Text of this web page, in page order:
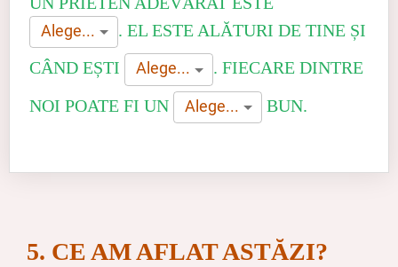
Alege... . EL ESTE ALĂTURI DE TINE ȘI
CÂND EȘTI
Alege... . FIECARE DINTRE
NOI POATE FI UN
Alege... BUN.
5. CE AM AFLAT ASTĂZI?